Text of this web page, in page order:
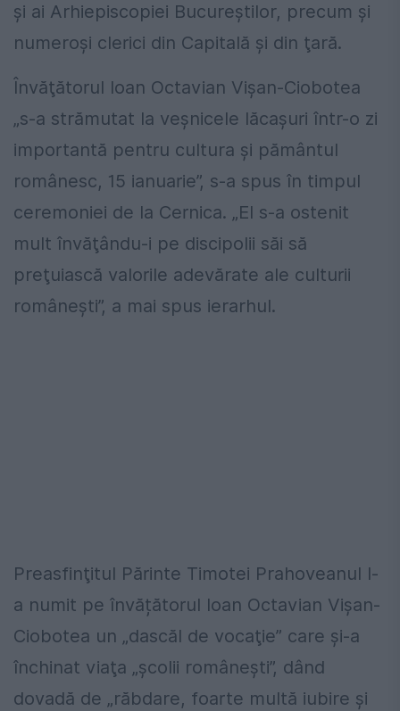
şi ai Arhiepiscopiei Bucureştilor, precum şi
numeroşi clerici din Capitală şi din ţară.
Învăţătorul Ioan Octavian Vișan-Ciobotea
„s-a strămutat la veşnicele lăcaşuri într-o zi
importantă pentru cultura şi pământul
românesc, 15 ianuarie”, s-a spus în timpul
ceremoniei de la Cernica. „El s-a ostenit
mult învăţându-i pe discipolii săi să
preţuiască valorile adevărate ale culturii
româneşti”, a mai spus ierarhul.
Preasfinţitul Părinte Timotei Prahoveanul l-
a numit pe învățătorul Ioan Octavian Vișan-
Ciobotea un „dascăl de vocaţie” care şi-a
închinat viaţa „şcolii româneşti”, dând
dovadă de „răbdare, foarte multă iubire şi